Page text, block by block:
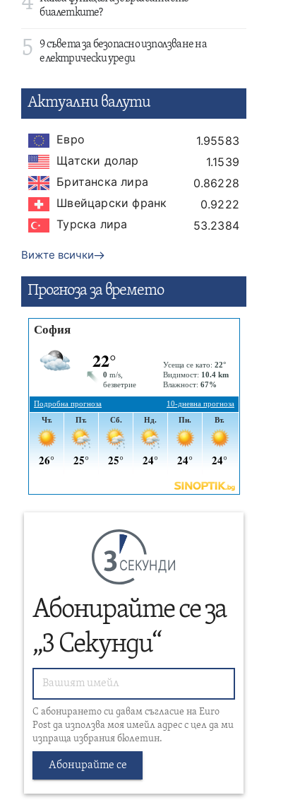
биалетките?
5
9 съвета за безопасно използване на
електрически уреди
Актуални валути
Евро
1.95583
Щатски долар
1.1539
Британска лира
0.86228
Швейцарски франк
0.9222
Турска лира
53.2384
Вижте всички
Прогнозa за времето
СЕКУНДИ
Абонирайте се за
„3 Секунди“
С абонирането си давам съгласие на Euro
Post да използва моя имейл адрес с цел да ми
изпраща избрания бюлетин.
Абонирайте се